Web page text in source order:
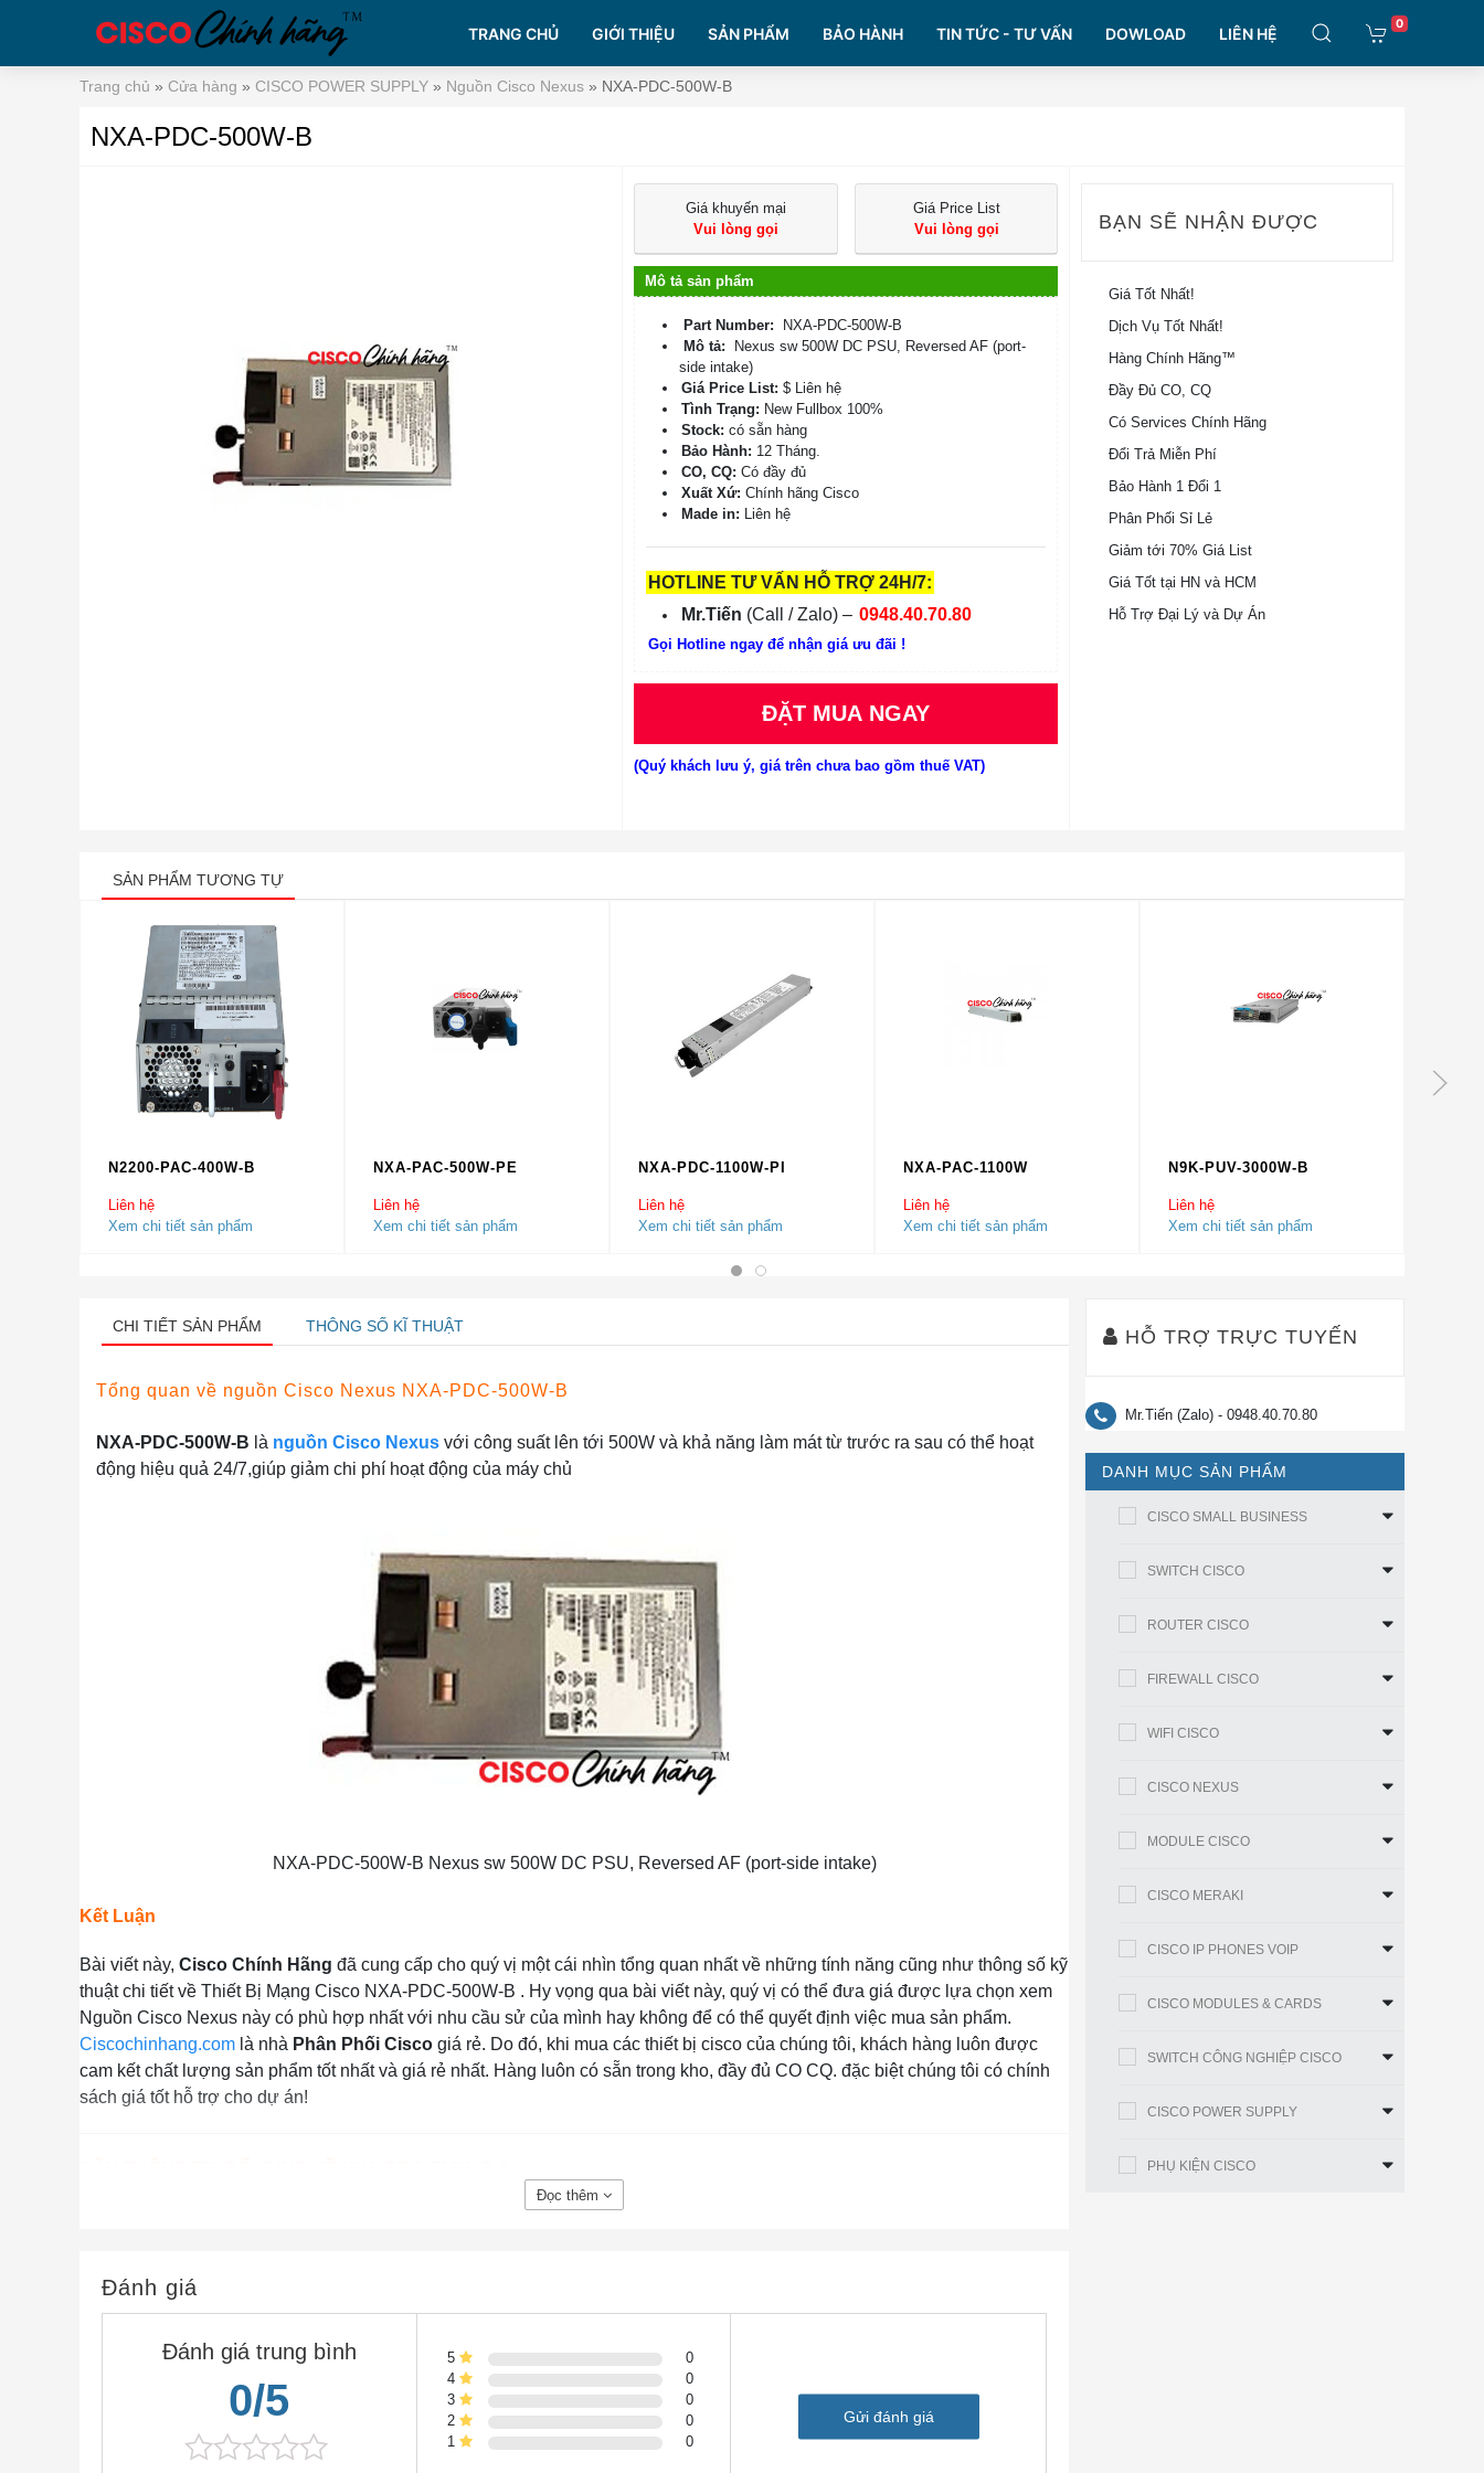
TRANG CHỦ GIỚI THIỆU SẢN PHẨM BẢO HÀNH TIN TỨC - TƯ VẤN DOWLOAD LIÊN HỆ
0
Trang chủ » Cửa hàng » CISCO POWER SUPPLY » Nguồn Cisco Nexus » NXA-PDC-500W-B
NXA-PDC-500W-B
Giá khuyến mại
Vui lòng gọi
Giá Price List
Vui lòng gọi
Mô tả sản phẩm
Part Number:
NXA-PDC-500W-B
Mô tả:
Nexus sw 500W DC PSU, Reversed AF (port-
side intake)
Giá Price List: $ Liên hệ
Tình Trạng: New Fullbox 100%
Stock: có sẵn hàng
Bảo Hành: 12 Tháng.
CO, CQ:Có đầy đủ
Xuất Xứ: Chính hãng Cisco
Made in: Liên hệ
HOTLINE TƯ VẤN HỖ TRỢ 24H/7:
Mr.Tiến (Call / Zalo) – 0948.40.70.80
Gọi Hotline ngay để nhận giá ưu đãi !
ĐẶT MUA NGAY
(Quý khách lưu ý, giá trên chưa bao gồm thuế VAT)
BẠN SẼ NHẬN ĐƯỢC
Giá Tốt Nhất!
Dịch Vụ Tốt Nhất!
Hàng Chính Hãng™
Đầy Đủ CO, CQ
Có Services Chính Hãng
Đổi Trả Miễn Phí
Bảo Hành 1 Đổi 1
Phân Phối Sỉ Lẻ
Giảm tới 70% Giá List
Giá Tốt tại HN và HCM
Hỗ Trợ Đại Lý và Dự Án
SẢN PHẨM TƯƠNG TỰ
N2200-PAC-400W-B
Liên hệ
Xem chi tiết sản phẩm
NXA-PAC-500W-PE
Liên hệ
Xem chi tiết sản phẩm
NXA-PDC-1100W-PI
Liên hệ
Xem chi tiết sản phẩm
NXA-PAC-1100W
Liên hệ
Xem chi tiết sản phẩm
N9K-PUV-3000W-B
Liên hệ
Xem chi tiết sản phẩm
CHI TIẾT SẢN PHẨM THÔNG SỐ KĨ THUẬT
Tổng quan về nguồn Cisco Nexus NXA-PDC-500W-B
NXA-PDC-500W-B là nguồn Cisco Nexus với công suất lên tới 500W và khả năng làm mát từ trước ra sau có thể hoạt
động hiệu quả 24/7,giúp giảm chi phí hoạt động của máy chủ
NXA-PDC-500W-B Nexus sw 500W DC PSU, Reversed AF (port-side intake)
Kết Luận
Bài viết này, Cisco Chính Hãng đã cung cấp cho quý vị một cái nhìn tổng quan nhất về những tính năng cũng như thông số kỹ
thuật chi tiết về Thiết Bị Mạng Cisco NXA-PDC-500W-B . Hy vọng qua bài viết này, quý vị có thể đưa giá được lựa chọn xem
Nguồn Cisco Nexus này có phù hợp nhất với nhu cầu sử của mình hay không để có thể quyết định việc mua sản phẩm.
Ciscochinhang.com là nhà Phân Phối Cisco giá rẻ. Do đó, khi mua các thiết bị cisco của chúng tôi, khách hàng luôn được
cam kết chất lượng sản phẩm tốt nhất và giá rẻ nhất. Hàng luôn có sẵn trong kho, đầy đủ CO CQ. đặc biệt chúng tôi có chính
sách giá tốt hỗ trợ cho dự án!
CẢNH BÁO VỀ THIẾT BỊ CISCO KHÔNG RÕ NGUỒN GỐC XUẤT XỨ TRÊN THỊ TRƯỜNG
Trong xu thế thị trường rối rem thật giả lẫn lộn giữa hàng chính hãng và hàng trôi nổi kém chất lượng nói chung và của
Bị Mạng Cisconói riêng. Sản phẩm NXA-PDC-500W-B
cũng không phải là ngoại lệ. nếu không được trang bị kiến thức đầy
đủ một cách hệ thống thì bạn khó lòng có thể lựa chọn được sản phẩm chính hãng, rõ nguồn gốc xuất xứ.
Đọc thêm
Đánh giá
Đánh giá trung bình
0/5
5
0
4
0
3
0
2
0
1
0
Gửi đánh giá
HỖ TRỢ TRỰC TUYẾN
Mr.Tiến (Zalo) - 0948.40.70.80
DANH MỤC SẢN PHẨM
CISCO SMALL BUSINESS
SWITCH CISCO
ROUTER CISCO
FIREWALL CISCO
WIFI CISCO
CISCO NEXUS
MODULE CISCO
CISCO MERAKI
CISCO IP PHONES VOIP
CISCO MODULES & CARDS
SWITCH CÔNG NGHIỆP CISCO
CISCO POWER SUPPLY
PHỤ KIỆN CISCO